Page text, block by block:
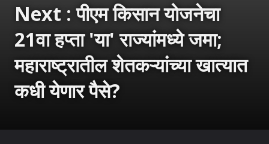
Next : पीएम किसान योजनेचा
21वा हप्ता 'या' राज्यांमध्ये जमा;
महाराष्ट्रातील शेतकऱ्यांच्या खात्यात
कधी येणार पैसे?